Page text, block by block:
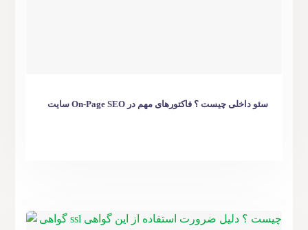
سئو داخلی چیست ؟ فاکتورهای مهم در On-Page SEO سایت